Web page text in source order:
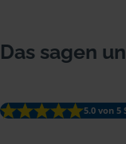
Das sagen
5.0 von 5